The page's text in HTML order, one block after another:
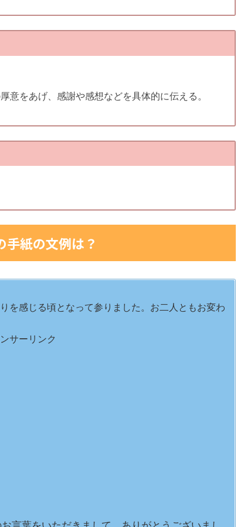
をあげ、感謝や感想などを具体的に伝える。
紙の文例は？
感じる頃となって参りました。お二人ともお変わ
サーリンク